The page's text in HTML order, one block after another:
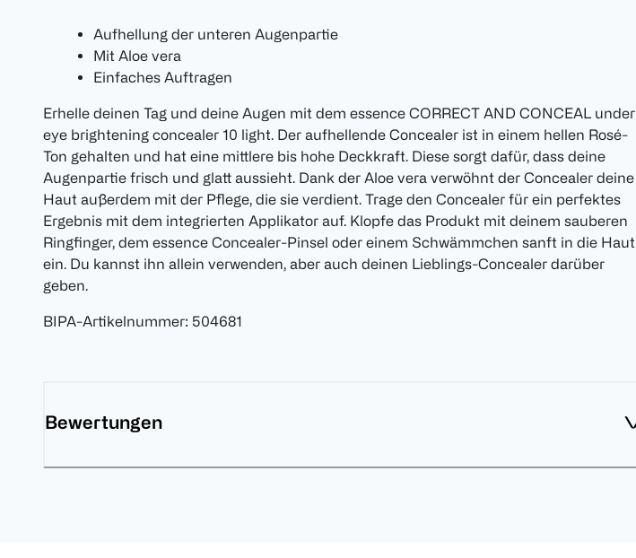
Aufhellung der unteren Augenpartie
Mit Aloe vera
Einfaches Auftragen
Erhelle deinen Tag und deine Augen mit dem essence CORRECT AND CONCEAL under
eye brightening concealer 10 light. Der aufhellende Concealer ist in einem hellen Rosé-
Ton gehalten und hat eine mittlere bis hohe Deckkraft. Diese sorgt dafür, dass deine
Augenpartie frisch und glatt aussieht. Dank der Aloe vera verwöhnt der Concealer deine
Haut außerdem mit der Pflege, die sie verdient. Trage den Concealer für ein perfektes
Ergebnis mit dem integrierten Applikator auf. Klopfe das Produkt mit deinem sauberen
Ringfinger, dem essence Concealer-Pinsel oder einem Schwämmchen sanft in die Haut
ein. Du kannst ihn allein verwenden, aber auch deinen Lieblings-Concealer darüber
geben.
BIPA-Artikelnummer: 504681
Bewertungen